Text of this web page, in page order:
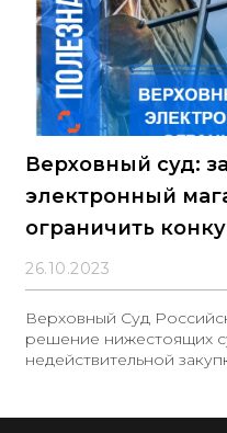
Верховный суд:
электронный
ограничить
26.10.2023
Верховный Суд
решение нижестоящих
недействительной
соответствии с пунктом